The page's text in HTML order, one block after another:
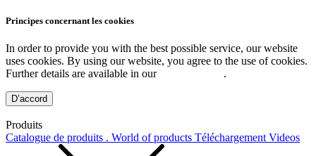
Principes concernant les cookies
In order to provide you with the best possible service, our website
uses cookies. By using our website, you agree to the use of cookies.
Further details are available in our
.
D’accord
Produits
Catalogue de produits . World of products Téléchargement Videos